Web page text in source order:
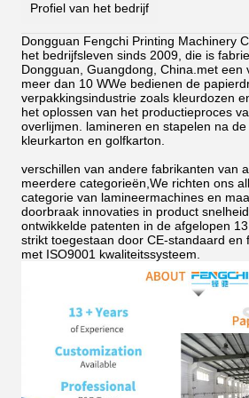
Profiel van het bedrijf
Dongguan Fengchi Printing Machinery
het bedrijfsleven sinds 2009, die is
Dongguan, Guangdong, China.met een
meer dan 10 WWe bedienen de
verpakkingsindustrie zoals kleurdozen
het oplossen van het productieproces
overlijmen.
lamineren en stapelen na
kleurkarton en golfkarton.
verschillen van andere fabrikanten van
meerdere categorieën,We richten ons
categorie van lamineermachines en
doorbraak innovaties in product
ontwikkelde patenten in de afgelopen
strikt toegestaan door CE-standaard en
met ISO9001 kwaliteitssysteem.